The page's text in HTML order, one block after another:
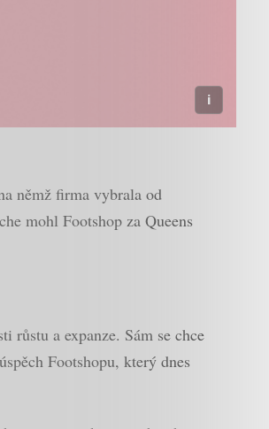
němž firma vybrala od
mohl Footshop za Queens
růstu a expanze. Sám se chce
Footshopu, který dnes